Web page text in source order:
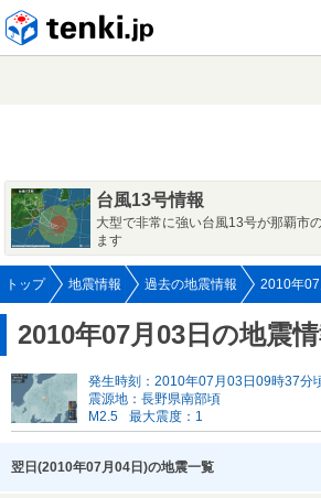
台風13号情報
大型で非常に強い台風13号が那覇市
ます
トップ 地震情報 過去の地震情報 2010年07
2010年07月03日の地震
発生時刻：2010年07月03日09時37分
震源地：長野県南部頃
M2.5
最大震度：1
翌日(2010年07月04日)の地震一覧